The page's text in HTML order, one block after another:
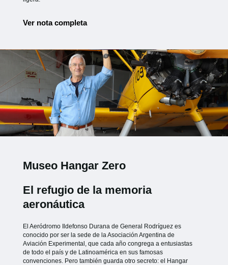
Ver nota completa
Museo Hangar Zero
El refugio de la memoria
aeronáutica
El Aeródromo Ildefonso Durana de General Rodríguez es
conocido por ser la sede de la Asociación Argentina de
Aviación Experimental, que cada año congrega a entusiastas
de todo el país y de Latinoamérica en sus famosas
convenciones. Pero también guarda otro secreto: el Hangar